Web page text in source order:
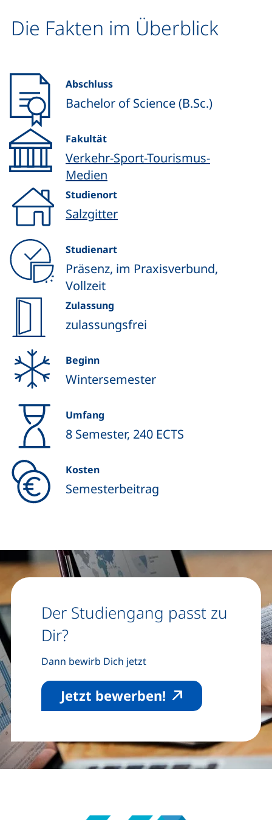
Die Fakten im Überblick
Abschluss
Bachelor of Science (B.Sc.)
Fakultät
Verkehr-Sport-Tourismus-
Medien
Studienort
Salzgitter
Studienart
Präsenz, im Praxisverbund,
Vollzeit
Zulassung
zulassungsfrei
Beginn
Wintersemester
Umfang
8 Semester, 240 ECTS
Kosten
Semesterbeitrag
Der Studiengang passt zu
Dir?
Dann bewirb Dich jetzt
Jetzt bewerben! (externer Link,